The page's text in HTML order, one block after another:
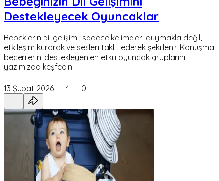
Destekleyecek Oyuncaklar
Bebeklerin dil gelişimi, sadece kelimeleri duymakla değil,
etkileşim kurarak ve sesleri taklit ederek şekillenir. Konuşma
becerilerini destekleyen en etkili oyuncak gruplarını
yazımızda keşfedin.
13 Şubat 2026 4 0